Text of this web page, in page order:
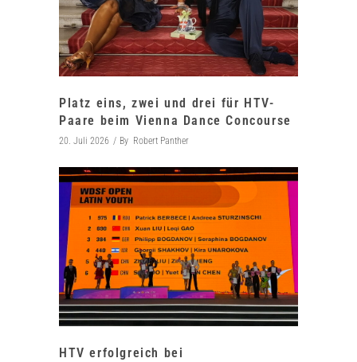
Platz eins, zwei und drei für HTV-
Paare beim Vienna Dance Concourse
20. Juli 2026 By Robert Panther
HTV erfolgreich bei